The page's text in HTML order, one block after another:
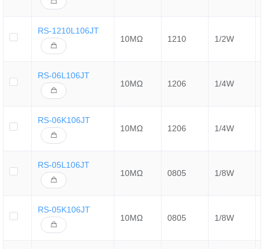
RS-1210L106JT
10MΩ
1210 1/2W
RS-06L106JT
10MΩ
1206 1/4W
RS-06K106JT
10MΩ
1206 1/4W
RS-05L106JT
10MΩ
0805 1/8W
RS-05K106JT
10MΩ
0805 1/8W